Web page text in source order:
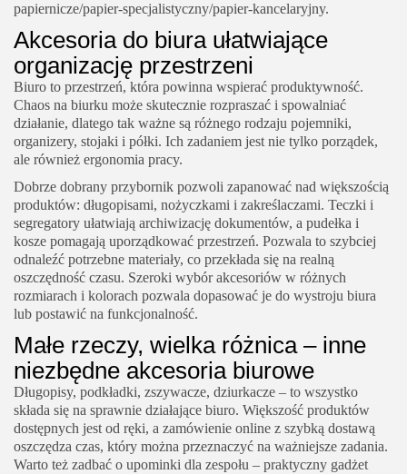
papiernicze/papier-specjalistyczny/papier-kancelaryjny.
Akcesoria do biura ułatwiające
organizację przestrzeni
Biuro to przestrzeń, która powinna wspierać produktywność.
Chaos na biurku może skutecznie rozpraszać i spowalniać
działanie, dlatego tak ważne są różnego rodzaju pojemniki,
organizery, stojaki i półki. Ich zadaniem jest nie tylko porządek,
ale również ergonomia pracy.
Dobrze dobrany przybornik pozwoli zapanować nad większością
produktów: długopisami, nożyczkami i zakreślaczami. Teczki i
segregatory ułatwiają archiwizację dokumentów, a pudełka i
kosze pomagają uporządkować przestrzeń. Pozwala to szybciej
odnaleźć potrzebne materiały, co przekłada się na realną
oszczędność czasu. Szeroki wybór akcesoriów w różnych
rozmiarach i kolorach pozwala dopasować je do wystroju biura
lub postawić na funkcjonalność.
Małe rzeczy, wielka różnica – inne
niezbędne akcesoria biurowe
Długopisy, podkładki, zszywacze, dziurkacze – to wszystko
składa się na sprawnie działające biuro. Większość produktów
dostępnych jest od ręki, a zamówienie online z szybką dostawą
oszczędza czas, który można przeznaczyć na ważniejsze zadania.
Warto też zadbać o upominki dla zespołu – praktyczny gadżet